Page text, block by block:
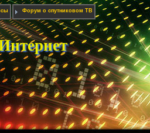
Форум о спутниковом ТВ